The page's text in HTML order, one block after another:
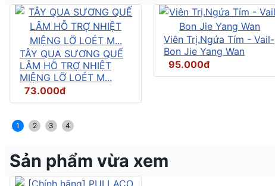
TÂY QUA SƯƠNG QUẾ
LÂM HỖ TRỢ NHIỆT
MIỆNG LỠ LOÉT M...
73.000đ
Viên Trị.Ngứa Tím - Vail-
Bon Jie Yang Wan
95.000đ
1 2 3 4
Sản phẩm vừa xem